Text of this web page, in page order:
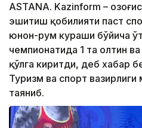
ASTANA. Kazinform –
эшитиш қобилияти паст
юнон-рум кураши бўйича
чемпионатида 1 та олтин
қўлга киритди, деб хабар
Туризм ва спорт вазирлиги
таяниб.